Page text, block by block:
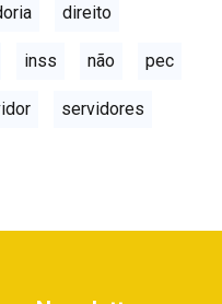
direito
inss não pec
servidores